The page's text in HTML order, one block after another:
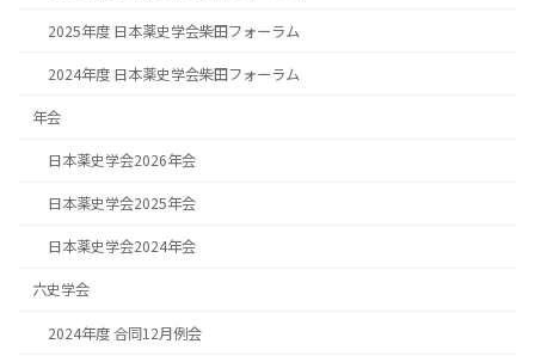
2025年度 日本薬史学会柴田フォーラム
2024年度 日本薬史学会柴田フォーラム
年会
日本薬史学会2026年会
日本薬史学会2025年会
日本薬史学会2024年会
六史学会
2024年度 合同12月例会